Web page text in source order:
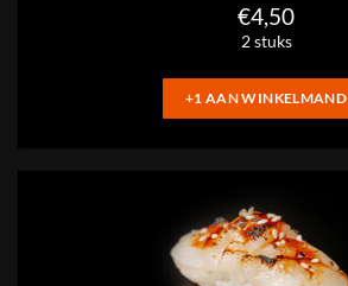
€4,50
2 stuks
+1 AAN WINKELMAND